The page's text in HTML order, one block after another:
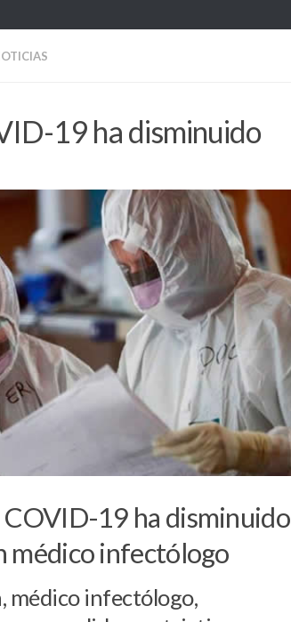
19 ha disminuido
19 ha disminuido
médico infectólogo
médico infectólogo,